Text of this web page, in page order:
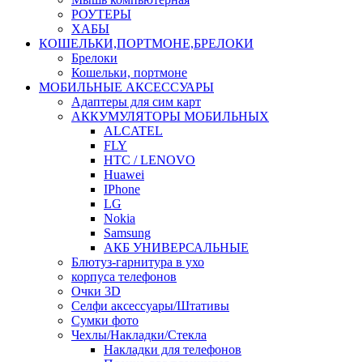
РОУТЕРЫ
ХАБЫ
КОШЕЛЬКИ,ПОРТМОНЕ,БРЕЛОКИ
Брелоки
Кошельки, портмоне
МОБИЛЬНЫЕ АКСЕССУАРЫ
Адаптеры для сим карт
АККУМУЛЯТОРЫ МОБИЛЬНЫХ
ALCATEL
FLY
HTC / LENOVO
Huawei
IPhone
LG
Nokia
Samsung
АКБ УНИВЕРСАЛЬНЫЕ
Блютуз-гарнитура в ухо
корпуса телефонов
Очки 3D
Селфи аксессуары/Штативы
Сумки фото
Чехлы/Накладки/Стекла
Накладки для телефонов